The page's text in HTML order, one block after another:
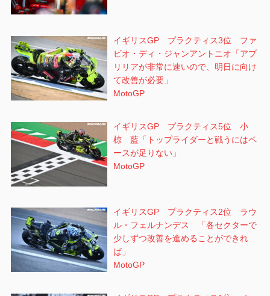
イギリスGP プラクティス3位 ファ
ビオ・ディ・ジャンアントニオ「アプ
リリアが非常に速いので、明日に向け
て改善が必要」
MotoGP
イギリスGP プラクティス5位 小
椋 藍「トップライダーと戦うにはペ
ースが足りない」
MotoGP
イギリスGP プラクティス2位 ラウ
ル・フェルナンデス 「各セクターで
少しずつ改善を進めることができれ
ば」
MotoGP